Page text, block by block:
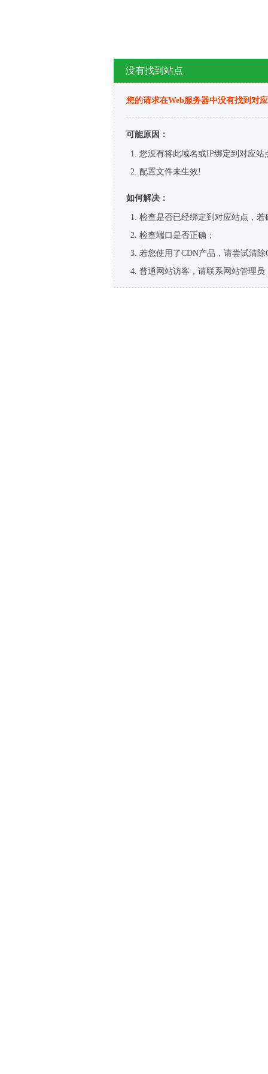
没有找到站点
您的请求在Web服务器中没有找到对
可能原因：
您没有将此域名或IP绑定到对应站
配置文件未生效!
如何解决：
检查是否已经绑定到对应站点，
检查端口是否正确；
若您使用了CDN产品，请尝试清除
普通网站访客，请联系网站管理员